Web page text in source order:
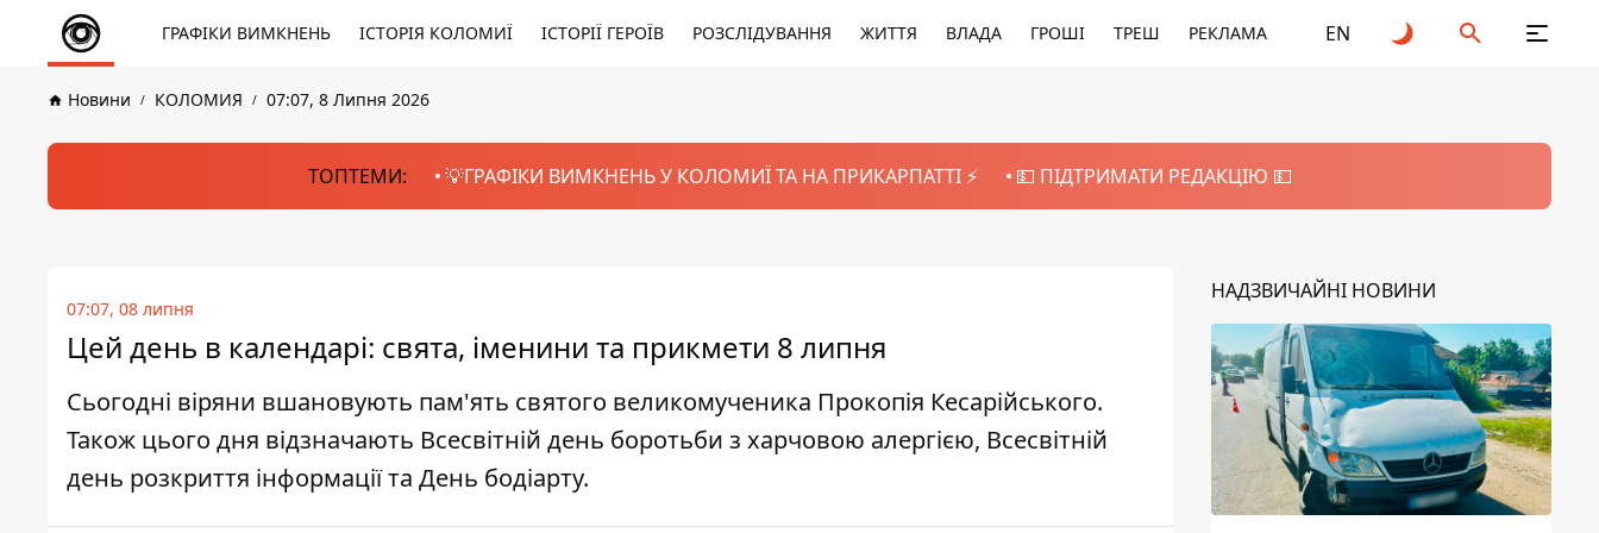
ГРАФІКИ ВИМКНЕНЬ ІСТОРІЯ КОЛОМИЇ ІСТОРІЇ ГЕРОЇВ РОЗСЛІДУВАННЯ ЖИТТЯ ВЛАДА ГРОШІ ТРЕШ РЕКЛАМА EN
Новини КОЛОМИЯ 07:07, 8 Липня 2026
ТОПТЕМИ: 💡ГРАФІКИ ВИМКНЕНЬ У КОЛОМИЇ ТА НА ПРИКАРПАТТІ ⚡️ 💵 ПІДТРИМАТИ РЕДАКЦІЮ 💵
07:07, 08 липня
Цей день в календарі: свята, іменини та прикмети 8 липня
Сьогодні віряни вшановують пам'ять святого великомученика Прокопія Кесарійського.
Також цього дня відзначають Всесвітній день боротьби з харчовою алергією, Всесвітній
день розкриття інформації та День бодіарту.
НАДЗВИЧАЙНІ НОВИНИ